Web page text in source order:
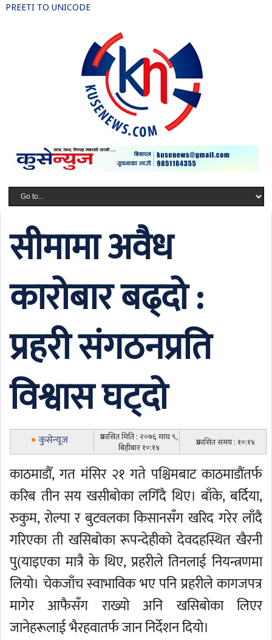
PREETI TO UNICODE
सीमामा अवैध
कारोबार बढ्दो :
प्रहरी संगठनप्रति
विश्वास घट्दो
कुसेन्यूज
प्रकासित मिति : २०७६ माघ ९,
बिहीबार १०:१४
प्रकासित समय : १०:१४
काठमाडौँ, गत मंसिर २१ गते पश्चिमबाट काठमाडौंतर्फ
करिब तीन सय खसीबोका लगिँदै थिए। बाँके, बर्दिया,
रुकुम, रोल्पा र बुटवलका किसानसँग खरिद गरेर लाँदै
गरिएका ती खसिबोका रूपन्देहीको देवदहस्थित खैरनी
पु(याइएका मात्रै के थिए, प्रहरीले तिनलाई नियन्त्रणमा
लियो। चेकजाँच स्वाभाविक भए पनि प्रहरीले कागजपत्र
मागेर आफैसँग राख्यो अनि खसिबोका लिएर
जानेहरूलाई भैरहवातर्फ जान निर्देशन दियो।